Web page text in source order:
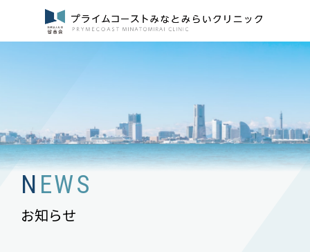
NEWS
お知らせ